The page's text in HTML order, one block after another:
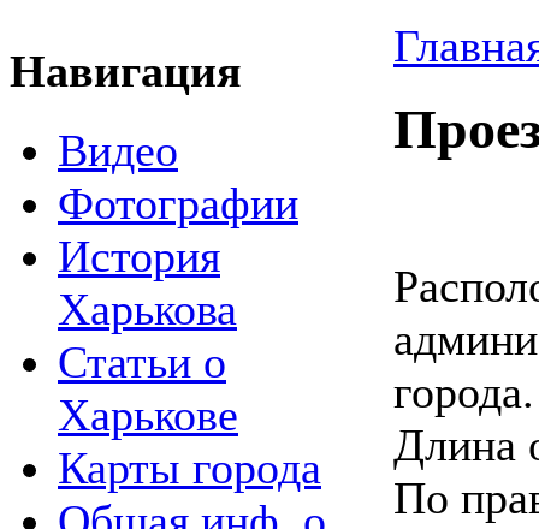
Навигация
Видео
Фотографии
История
Харькова
Статьи о
Харькове
Карты города
города.
Длина
По